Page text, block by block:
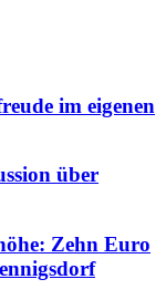
im eigenen
über
Zehn Euro